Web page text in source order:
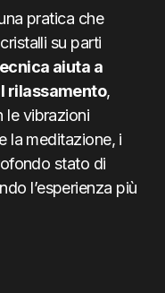
pratica che
su parti
aiuta a
rilassamento,
le vibrazioni
la meditazione, i
stato di
l’esperienza più